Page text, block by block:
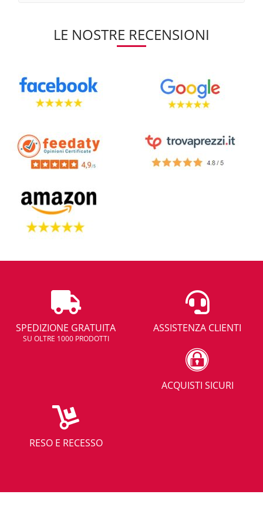
LE NOSTRE RECENSIONI
SPEDIZIONE GRATUITA
SU OLTRE 1000 PRODOTTI
ASSISTENZA CLIENTI
ACQUISTI SICURI
RESO E RECESSO